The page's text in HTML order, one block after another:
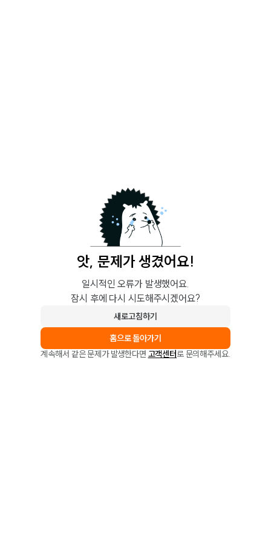
앗, 문제가 생겼어요!
일시적인 오류가 발생했어요.
잠시 후에 다시 시도해주시겠어요?
새로고침하기
홈으로 돌아가기
계속해서 같은 문제가 발생한다면 고객센터로 문의해주세요.